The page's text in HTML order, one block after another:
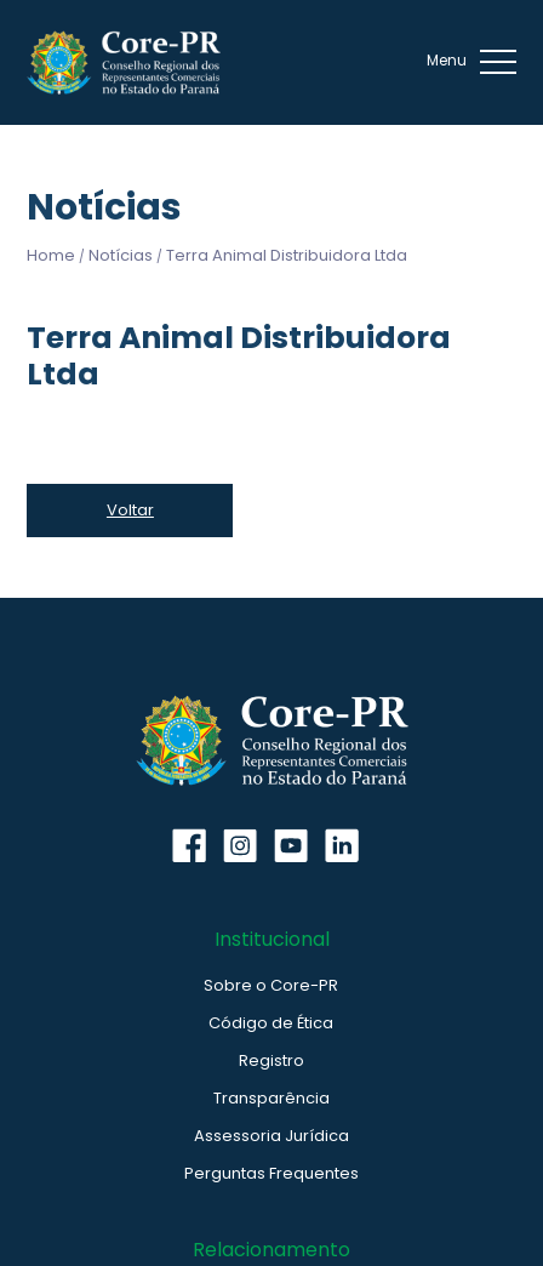
Notícias
Home / Notícias / Terra Animal Distribuidora Ltda
Terra Animal Distribuidora
Ltda
Voltar
Institucional
Sobre o Core-PR
Código de Ética
Registro
Transparência
Assessoria Jurídica
Perguntas Frequentes
Relacionamento